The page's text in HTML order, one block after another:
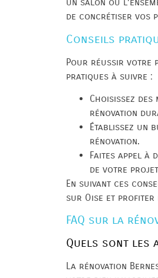
de concrétiser vos
Conseils
Pour réussir votre
pratiques à suivre :
Choisissez
rénovation
Établissez un
rénovation.
Faites appel à
de votre
En suivant ces
sur Oise et profiter
FAQ sur la
Quels sont les
La rénovation